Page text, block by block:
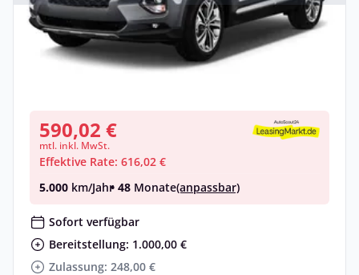
Gewerbe & Privat
Hyundai SANTA FE (MX5)
Automatik •239 PS (176 kW)
590,02 €
mtl. inkl. MwSt.
Effektive Rate: 616,02 €
5.000 km/Jahr• 48 Monate(anpassbar)
Sofort verfügbar
Bereitstellung: 1.000,00 €
Zulassung: 248,00 €